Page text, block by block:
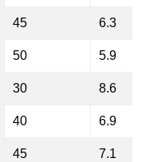
45 6.3
50 5.9
30 8.6
40 6.9
45 7.1